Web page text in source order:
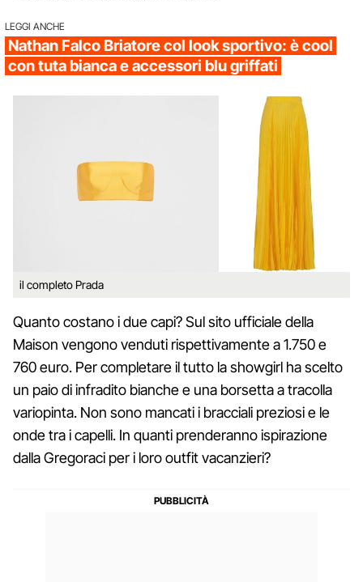
LEGGI ANCHE
Nathan Falco Briatore col look sportivo: è cool
con tuta bianca e accessori blu griffati
il completo Prada
Quanto costano i due capi? Sul sito ufficiale della
Maison vengono venduti rispettivamente a 1.750 e
760 euro. Per completare il tutto la showgirl ha scelto
un paio di infradito bianche e una borsetta a tracolla
variopinta. Non sono mancati i bracciali preziosi e le
onde tra i capelli. In quanti prenderanno ispirazione
dalla Gregoraci per i loro outfit vacanzieri?